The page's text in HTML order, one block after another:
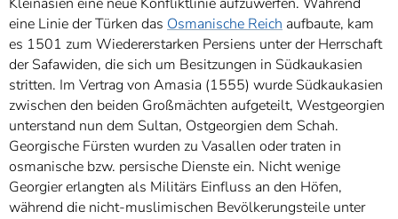
eine Linie der Türken das Osmanische Reich aufbaute, kam
es 1501 zum Wiedererstarken Persiens unter der Herrschaft
der Safawiden, die sich um Besitzungen in Südkaukasien
stritten. Im Vertrag von Amasia (1555) wurde Südkaukasien
zwischen den beiden Großmächten aufgeteilt, Westgeorgien
unterstand nun dem Sultan, Ostgeorgien dem Schah.
Georgische Fürsten wurden zu Vasallen oder traten in
osmanische bzw. persische Dienste ein. Nicht wenige
Georgier erlangten als Militärs Einfluss an den Höfen,
während die nicht-muslimischen Bevölkerungsteile unter